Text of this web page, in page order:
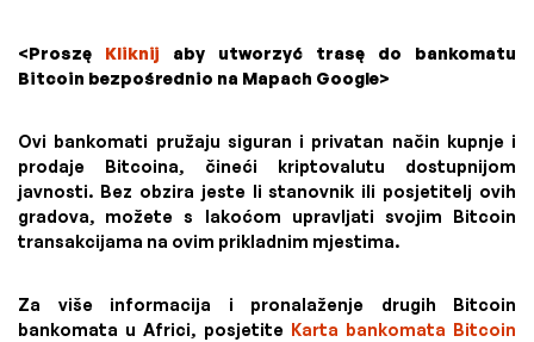
<Proszę Kliknij aby utworzyć trasę do bankomatu
Bitcoin bezpośrednio na Mapach Google>
Ovi bankomati pružaju siguran i privatan način kupnje i
prodaje Bitcoina, čineći kriptovalutu dostupnijom
javnosti. Bez obzira jeste li stanovnik ili posjetitelj ovih
gradova, možete s lakoćom upravljati svojim Bitcoin
transakcijama na ovim prikladnim mjestima.
Za više informacija i pronalaženje drugih Bitcoin
bankomata u Africi, posjetite Karta bankomata Bitcoin